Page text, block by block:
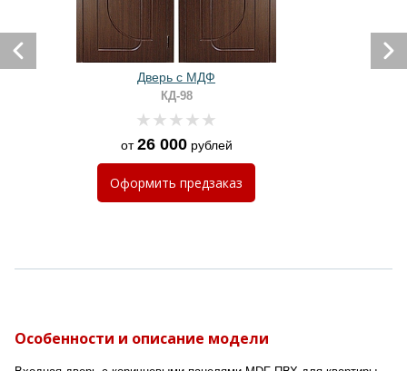
Дверь с МДФ
КД-98
от26 000рублей
Оформить предзаказ
Особенности и описание модели